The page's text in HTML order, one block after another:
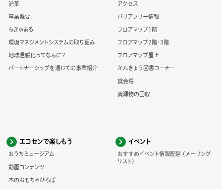
沿革
事業概要
ちきゅまる
環境マネジメントシステムの取り組み
地球温暖化ってなぁに？
パートナーシップを通じての事業紹介
アクセス
バリアフリー情報
フロアマップ1階
フロアマップ2階・3階
フロアマップ屋上
かんきょう図書コーナー
貸会場
資源物の回収
エコセンで楽しもう
おうちミュージアム
動画コンテンツ
木のおもちゃひろば
イベント
おすすめイベント情報配信 (メーリング
リスト)